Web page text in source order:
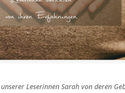
Leserinnen Sarah von deren